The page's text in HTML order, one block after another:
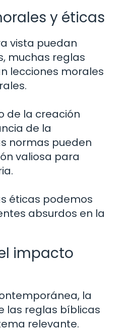
y éticas
vista puedan
muchas reglas
lecciones morales
de la creación
de la
normas pueden
valiosa para
éticas podemos
absurdos en la
impacto
la
las reglas bíblicas
relevante.